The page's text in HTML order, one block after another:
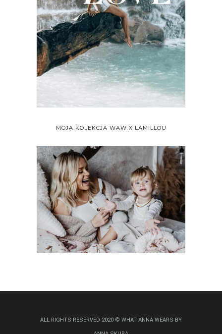
MOJA KOLEKCJA WAW X LAMILLOU
ALL RIGHTS RESERVED 2020 © WHAT ANNA WEARS BY